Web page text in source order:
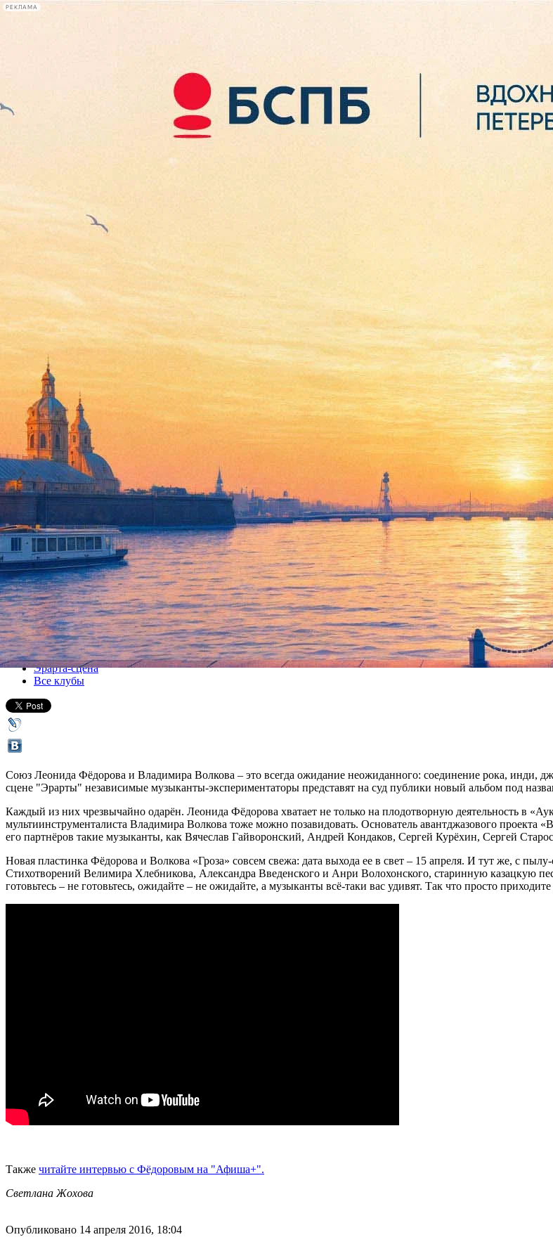
РЕКЛАМА
лекции
книги
Фёдоров и Волков представят свежий альбом
23 апреля 2016, суббота,20.00
Версия для печати
Все концерты
Эрарта-сцена
Все клубы
Союз Леонида Фёдорова и Владимира Волкова – это всегда ожидание неожиданного: соединение рока, инди,
сцене "Эрарты" независимые музыканты-экспериментаторы представят на суд публики новый альбом под
Каждый из них чрезвычайно одарён. Леонида Фёдорова хватает не только на плодотворную деятельность в
мультиинструменталиста Владимира Волкова тоже можно позавидовать. Основатель авантджазового проекта
его партнёров такие музыканты, как Вячеслав Гайворонский, Андрей Кондаков, Сергей Курёхин, Сергей
Новая пластинка Фёдорова и Волкова «Гроза» совсем свежа: дата выхода ее в свет – 15 апреля. И тут же, с
Стихотворений Велимира Хлебникова, Александра Введенского и Анри Волохонского, старинную казацкую
готовьтесь – не готовьтесь, ожидайте – не ожидайте, а музыканты всё-таки вас удивят. Так что просто
Также читайте интервью с Фёдоровым на "Афиша+".
Светлана Жохова
Опубликовано 14 апреля 2016, 18:04